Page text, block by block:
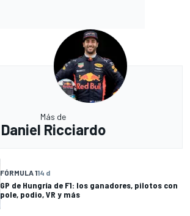
Más de
Daniel Ricciardo
FÓRMULA 114 d
GP de Hungría de F1: los ganadores, pilotos con
pole, podio, VR y más